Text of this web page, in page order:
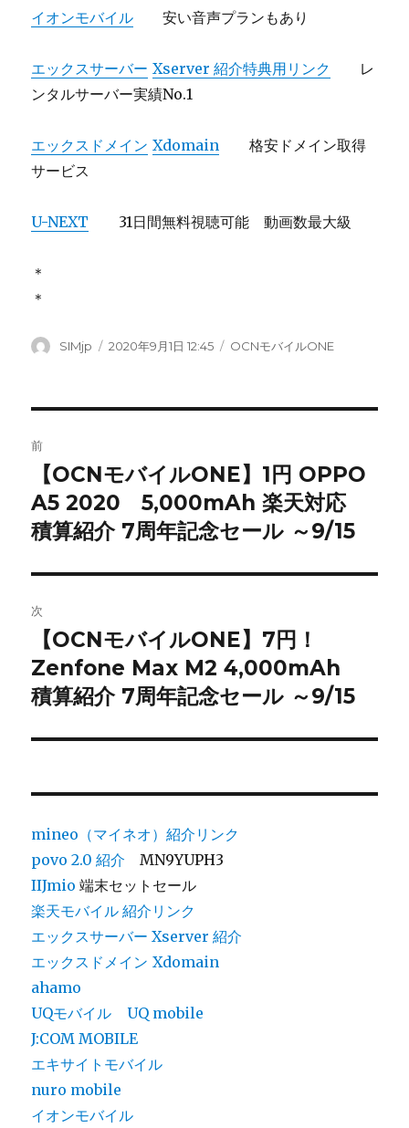
イオンモバイル 安い音声プランもあり
エックスサーバー Xserver 紹介特典用リンク
レ
ンタルサーバー実績No.1
エックスドメイン Xdomain
格安ドメイン取得
サービス
U-NEXT 31日間無料視聴可能 動画数最大級
＊
＊
投
SIMjp
投
2020年9月1日 12:45
カ
OCNモバイルONE
稿
ナ
ビ
ゲ
ー
シ
ョ
ン
前
の
投
【OCNモバイルONE】1円 OPPO
A5 2020 5,000mAh 楽天対応
積算紹介 7周年記念セール ～9/15
次
の
投
【OCNモバイルONE】7円！
Zenfone Max M2 4,000mAh
積算紹介 7周年記念セール ～9/15
mineo（マイネオ）紹介リンク
povo 2.0 紹介 MN9YUPH3
IIJmio 端末セットセール
楽天モバイル 紹介リンク
エックスサーバー Xserver 紹介
エックスドメイン Xdomain
ahamo
UQモバイル
UQ mobile
J:COM MOBILE
エキサイトモバイル
nuro mobile
イオンモバイル